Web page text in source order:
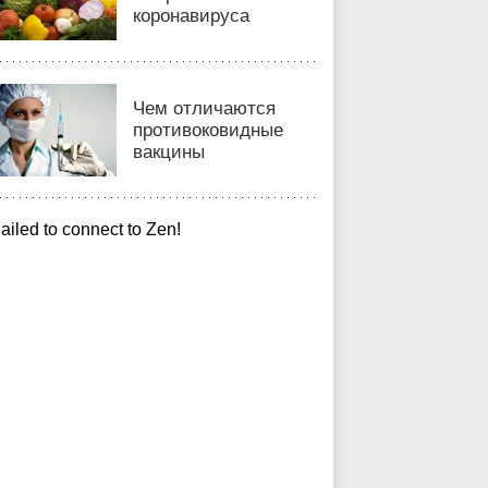
коронавируса
Чем отличаются
противоковидные
вакцины
to connect to Zen!